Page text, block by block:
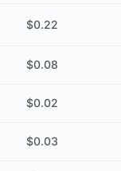
$0.22
$0.08
$0.02
$0.03